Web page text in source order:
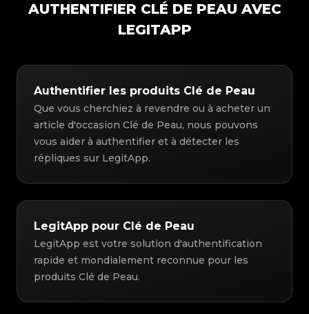
AUTHENTIFIER CLÉ DE PEAU AVEC
LEGITAPP
Authentifier les produits Clé de Peau
Que vous cherchiez à revendre ou à acheter un
article d'occasion Clé de Peau, nous pouvons
vous aider à authentifier et à détecter les
répliques sur LegitApp.
LegitApp pour Clé de Peau
LegitApp est votre solution d'authentification
rapide et mondialement reconnue pour les
produits Clé de Peau.